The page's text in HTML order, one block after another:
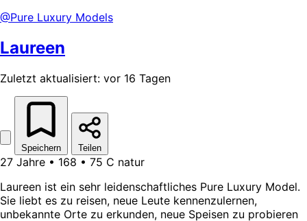
@Pure Luxury Models
Laureen
Zuletzt aktualisiert: vor 16 Tagen
Speichern Teilen
27 Jahre • 168 • 75 C natur
Laureen ist ein sehr leidenschaftliches Pure Luxury Model.
Sie liebt es zu reisen, neue Leute kennenzulernen,
unbekannte Orte zu erkunden, neue Speisen zu probieren